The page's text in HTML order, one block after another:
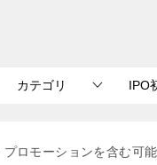
カテゴリ IPO
ロモーションを含む可能